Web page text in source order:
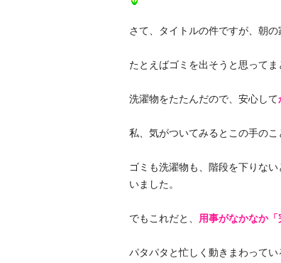
さて、タイトルの件ですが、朝
たとえばゴミを出そうと思ってま
洗濯物をたたんだので、安心して
私、気がついてみるとこの手のこ
ゴミも洗濯物も、階段を下りな
いました。
でもこれだと、 用事がなかなか
パタパタと忙しく動きまわって